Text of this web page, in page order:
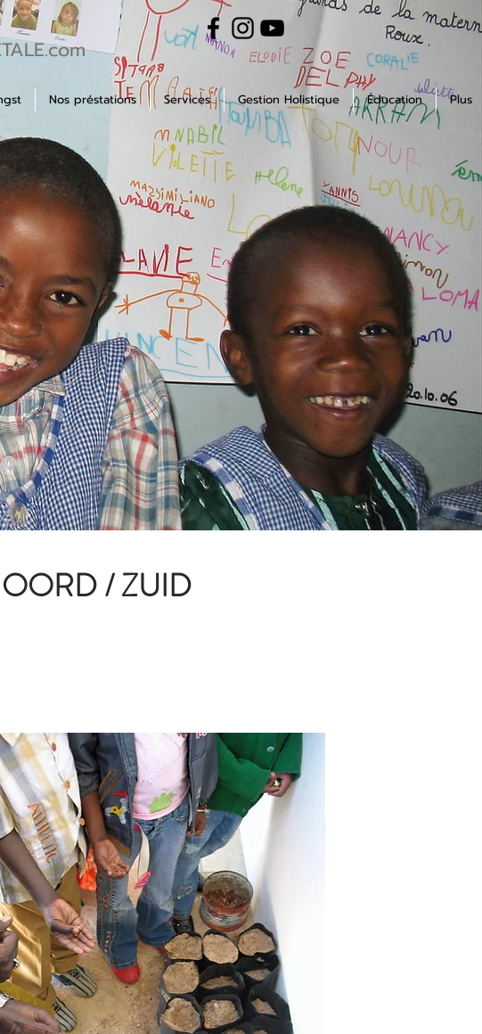
Nos préstations Services Gestion Holistique Éducation Plus
/ ZUID